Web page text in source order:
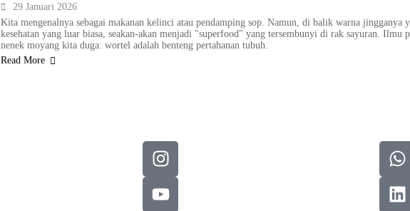
29 Januari 2026
Kita mengenalnya sebagai makanan kelinci atau pendamping sop. Namun, di balik warna jingganya
kesehatan yang luar biasa, seakan-akan menjadi "superfood" yang tersembunyi di rak sayuran. Ilmu
nenek moyang kita duga: wortel adalah benteng pertahanan tubuh.
Read More